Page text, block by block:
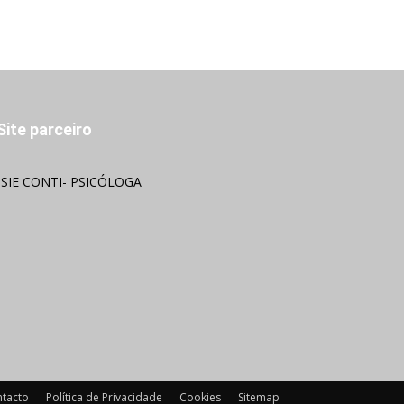
parceiro
CONTI- PSICÓLOGA
Política de Privacidade Cookies Sitemap